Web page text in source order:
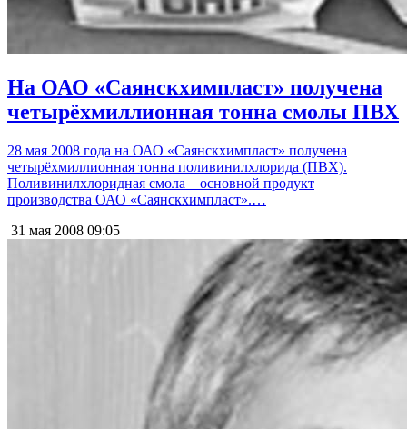
На ОАО «Саянскхимпласт» получена
четырёхмиллионная тонна смолы ПВХ
28 мая 2008 года на ОАО «Саянскхимпласт» получена
четырёхмиллионная тонна поливинилхлорида (ПВХ).
Поливинилхлоридная смола – основной продукт
производства ОАО «Саянскхимпласт».…
31 мая 2008 09:05